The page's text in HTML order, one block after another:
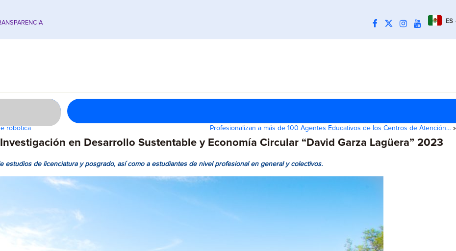
ES
robótica Profesionalizan a más de 100 Agentes Educativos de los Centros de Atención… »
en Desarrollo Sustentable y Economía Circular “David Garza Lagüera” 2023
estudios de licenciatura y posgrado, así como a estudiantes de nivel profesional en general y colectivos.